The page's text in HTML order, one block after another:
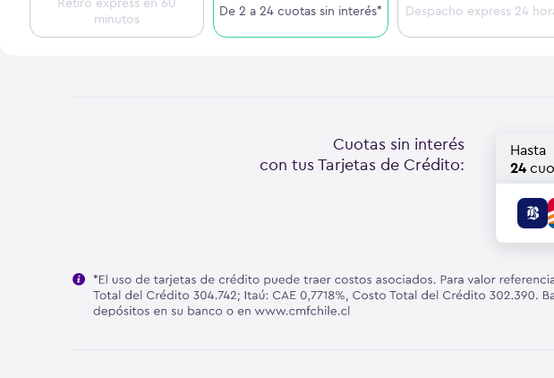
minutos
De 2 a 24 cuotas sin interés* Despacho express 24
Cuotas sin interés
con tus Tarjetas de Crédito:
Hasta
24